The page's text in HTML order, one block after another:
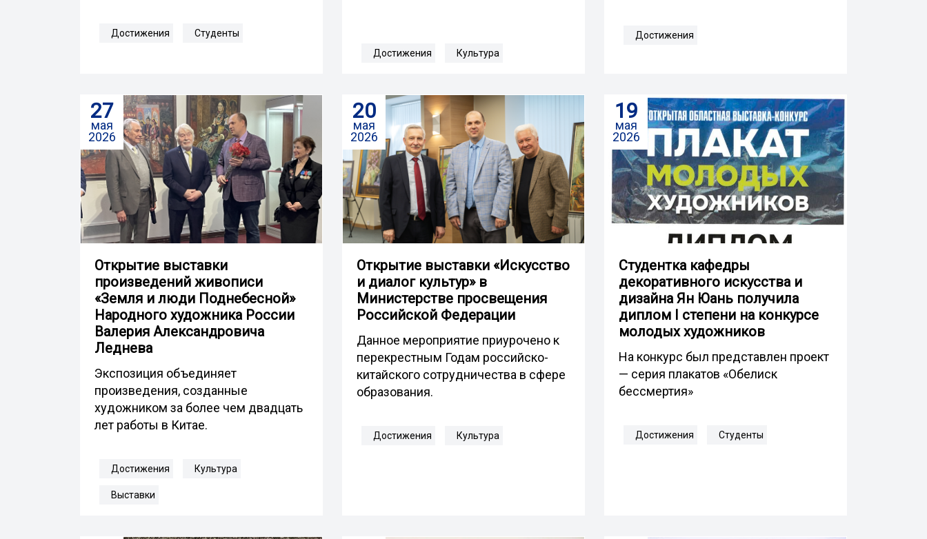
Достижения Студенты
Достижения Культура
Достижения
27
мая
2026
Открытие выставки
произведений живописи
«Земля и люди Поднебесной»
Народного художника России
Валерия Александровича
Леднева
Экспозиция объединяет
произведения, созданные
художником за более чем двадцать
лет работы в Китае.
Достижения Культура
Выставки
20
мая
2026
Открытие выставки «Искусство
и диалог культур» в
Министерстве просвещения
Российской Федерации
Данное мероприятие приурочено к
перекрестным Годам российско-
китайского сотрудничества в сфере
образования.
Достижения Культура
19
мая
2026
Студентка кафедры
декоративного искусства и
дизайна Ян Юань получила
диплом I степени на конкурсе
молодых художников
На конкурс был представлен проект
— серия плакатов «Обелиск
бессмертия»
Достижения Студенты